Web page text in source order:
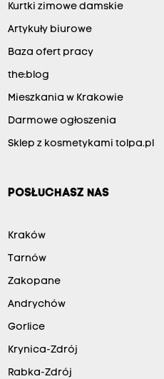
Kurtki zimowe damskie
Artykuły biurowe
Baza ofert pracy
the:blog
Mieszkania w Krakowie
Darmowe ogłoszenia
Sklep z kosmetykami tolpa.pl
POSŁUCHASZ NAS
Kraków
Tarnów
Zakopane
Andrychów
Gorlice
Krynica-Zdrój
Rabka-Zdrój